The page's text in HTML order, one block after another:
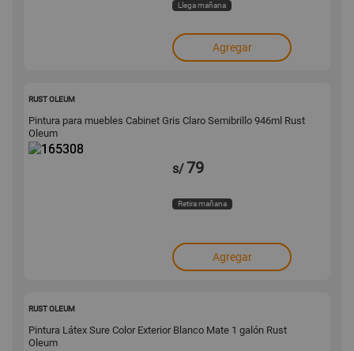
Llega mañana
Agregar
RUST OLEUM
Pintura para muebles Cabinet Gris Claro Semibrillo 946ml Rust
Oleum
s/79
Retira mañana
Agregar
RUST OLEUM
Pintura Látex Sure Color Exterior Blanco Mate 1 galón Rust
Oleum